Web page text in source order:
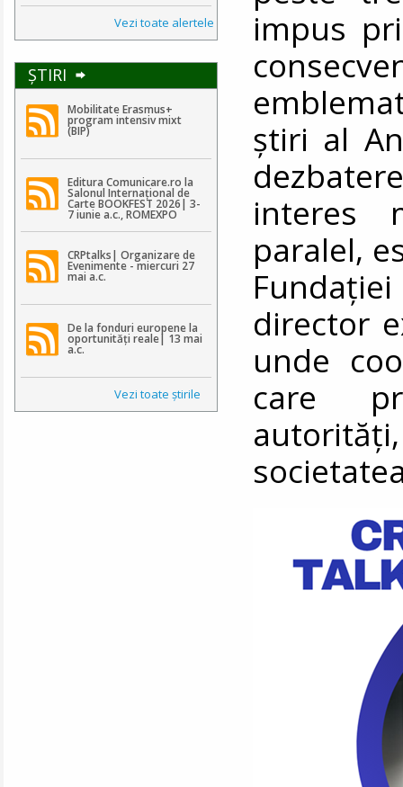
Vezi toate alertele
ŞTIRI
Mobilitate Erasmus+
program intensiv mixt
(BIP)
Editura Comunicare.ro la
Salonul Internațional de
Carte BOOKFEST 2026| 3-
7 iunie a.c., ROMEXPO
CRPtalks| Organizare de
Evenimente - miercuri 27
mai a.c.
De la fonduri europene la
oportunități reale| 13 mai
a.c.
Vezi toate ştirile
impus
știri al
interes
paralel,
director
unde
care